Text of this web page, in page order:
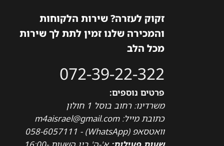
זקוק לעזרה? שירות הלקוחות
והמכירה שלנו זמין לתת לך שירות
מכל הלב
072-39-22-322
פרטים נוספים:
משרדינו: רחוב בוסל 1 חולון
כתובת מייל: m4aisrael@gmail.com
וואטסאפ (WhatsApp) - 058-6057111